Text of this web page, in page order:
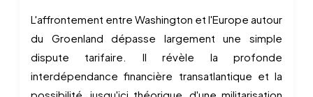
L'affrontement entre Washington et l'Europe autour
du Groenland dépasse largement une simple
dispute tarifaire. Il révèle la profonde
interdépendance financière transatlantique et la